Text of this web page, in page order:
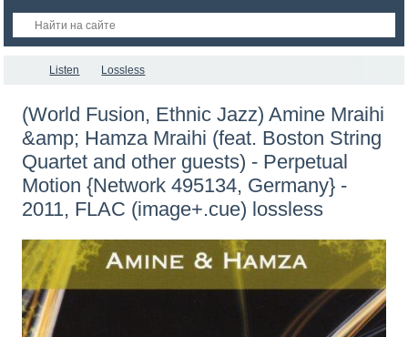
Listen Lossless
(World Fusion, Ethnic Jazz) Amine Mraihi
&amp; Hamza Mraihi (feat. Boston String
Quartet and other guests) - Perpetual
Motion {Network 495134, Germany} -
2011, FLAC (image+.cue) lossless